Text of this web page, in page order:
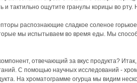
и тактильно ощутите гранулы корицы во
распознающие сладкое соленое
мы испытываем во время еды. Мы
отвечающий за вкус продукта?
С помощью научных исследований -
На хроматограмме огурца мы видим